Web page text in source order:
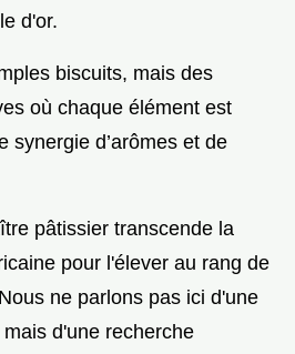
d'or.
biscuits, mais des
où chaque élément est
synergie d’arômes et de
pâtissier transcende la
pour l'élever au rang de
ne parlons pas ici d'une
d'une recherche